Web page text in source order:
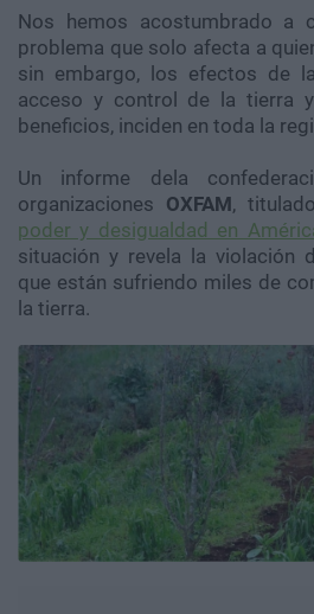
Nos hemos acostumbrado a
problema que solo afecta a
sin embargo, los efectos de
acceso y control de la tierra
beneficios, inciden en toda la
Un informe dela
organizaciones OXFAM,
poder y desigualdad en
situación y revela la violación
que están sufriendo miles de
la tierra.